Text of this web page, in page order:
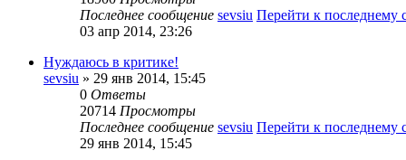
Последнее сообщение sevsiu Перейти к последнему
03 апр 2014, 23:26
Нуждаюсь в критике!
sevsiu » 29 янв 2014, 15:45
0 Ответы
20714 Просмотры
Последнее сообщение sevsiu Перейти к последнему
29 янв 2014, 15:45